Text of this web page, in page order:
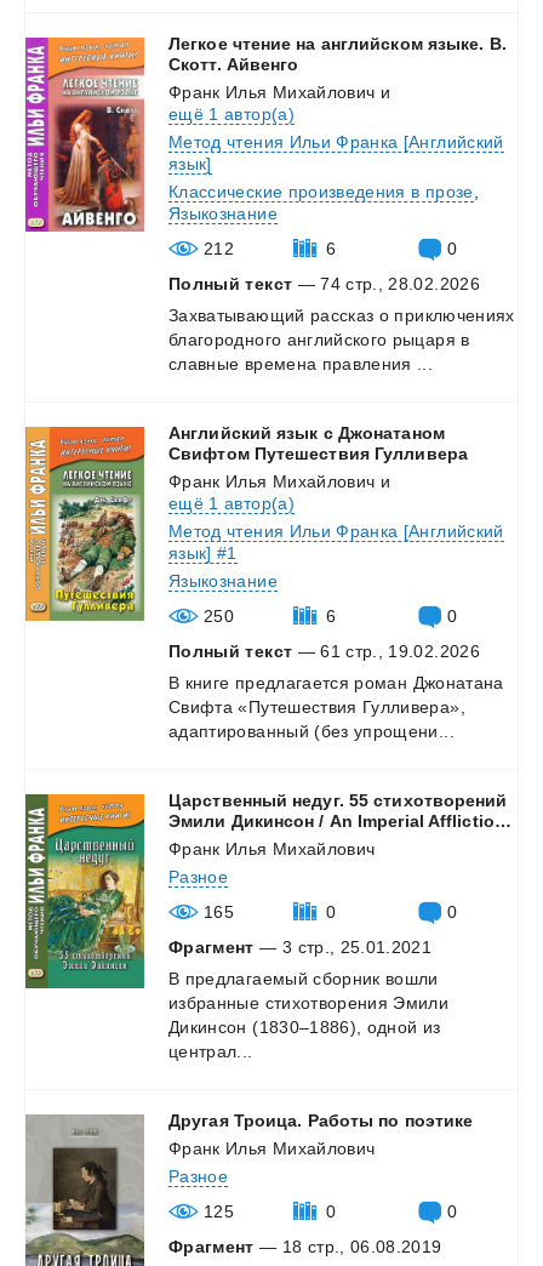
Легкое чтение на английском языке. В.
Скотт. Айвенго
Франк Илья Михайлович и
ещё 1 автор(а)
Метод чтения Ильи Франка [Английский
язык]
Классические произведения в прозе
Языкознание
212
6
0
Полный текст — 74 стр., 28.02.2026
Захватывающий рассказ о приключениях
благородного английского рыцаря в
славные времена правления
Английский язык с Джонатаном
Свифтом Путешествия Гулливера
Франк Илья Михайлович и
ещё 1 автор(а)
Метод чтения Ильи Франка [Английский
язык] #1
Языкознание
250
6
0
Полный текст — 61 стр., 19.02.2026
В книге предлагается роман Джонатана
Свифта «Путешествия Гулливера»,
адаптированный (без упрощени...
Царственный недуг. 55 стихотворений
Эмили Дикинсон / An Imperial Affliction. 55 Poems of Emily Dickinson (1830–1886)
Франк Илья Михайлович
Разное
165
0
0
Фрагмент — 3 стр., 25.01.2021
В предлагаемый сборник вошли
избранные стихотворения Эмили
Дикинсон (1830–1886), одной из
централ...
Другая Троица. Работы по поэтике
Франк Илья Михайлович
Разное
125
0
0
Фрагмент — 18 стр., 06.08.2019